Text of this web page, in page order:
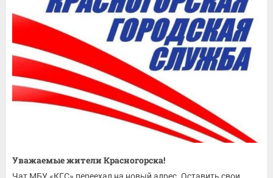
Уважаемые жители Красногорска!